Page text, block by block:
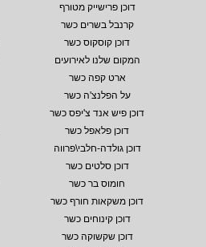
דוכן פרישייק מטורף
קרנבל בשרים כשר
דוכן קוסקוס כשר
המקום שלנו לאירועים
ארט קפה כשר
על הפלנצ'ה כשר
דוכן פיש אנד צ'יפס כשר
דוכן פלאפל כשר
דוכן גולדה-חלבי\פרווה
דוכן סלטים כשר
חומוס בר כשר
דוכן משקאות חורף כשר
דוכן קינוחים כשר
דוכן שקשוקה כשר